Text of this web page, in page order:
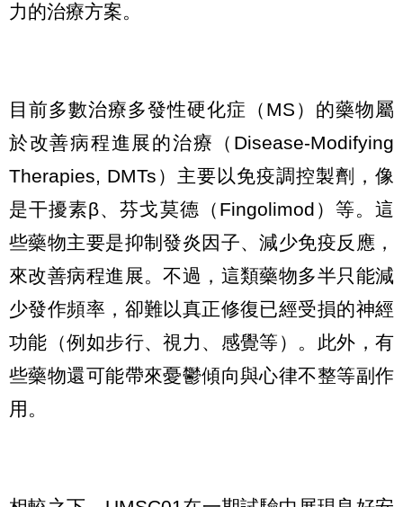
力的治療方案。
目前多數治療多發性硬化症（MS）的藥物屬
於改善病程進展的治療（Disease-Modifying
Therapies, DMTs）主要以免疫調控製劑，像
是干擾素β、芬戈莫德（Fingolimod）等。這
些藥物主要是抑制發炎因子、減少免疫反應，
來改善病程進展。不過，這類藥物多半只能減
少發作頻率，卻難以真正修復已經受損的神經
功能（例如步行、視力、感覺等）。此外，有
些藥物還可能帶來憂鬱傾向與心律不整等副作
用。